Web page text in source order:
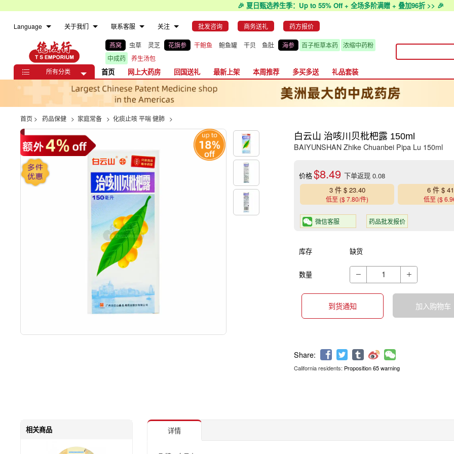
🎉 夏日甄选养生季：Up to 55% Off + 全场多阶满赠 + 叠加96折 >> 🎉
Language 关于我们 联系客服 关注 批发咨询 商务送礼 药方报价
燕窝 虫草 灵芝 花旗参 干鲍鱼 鲍鱼罐 干贝 鱼肚 海参 百子柜草本药
浓缩中药粉
中成药
养生汤包
 所有分类 首页 网上大药房 回国送礼 最新上架 本周推荐 多买多送 礼品套装
首页 > 药品保健 > 家庭常备 > 化痰止咳 平喘 健肺 >
白云山 治咳川贝枇杷露 150ml
BAIYUNSHAN Zhike Chuanbei Pipa Lu 150ml
价格$8.49下单返现 0.08
3 件 $ 23.40
低至 ($ 7.80/件)
6 件 $
低至 ($
微信客服 药品批发报价
库存 缺货
数量  
到货通知 加入购物车
California residents: Proposition 65 warning
相关商品 详情